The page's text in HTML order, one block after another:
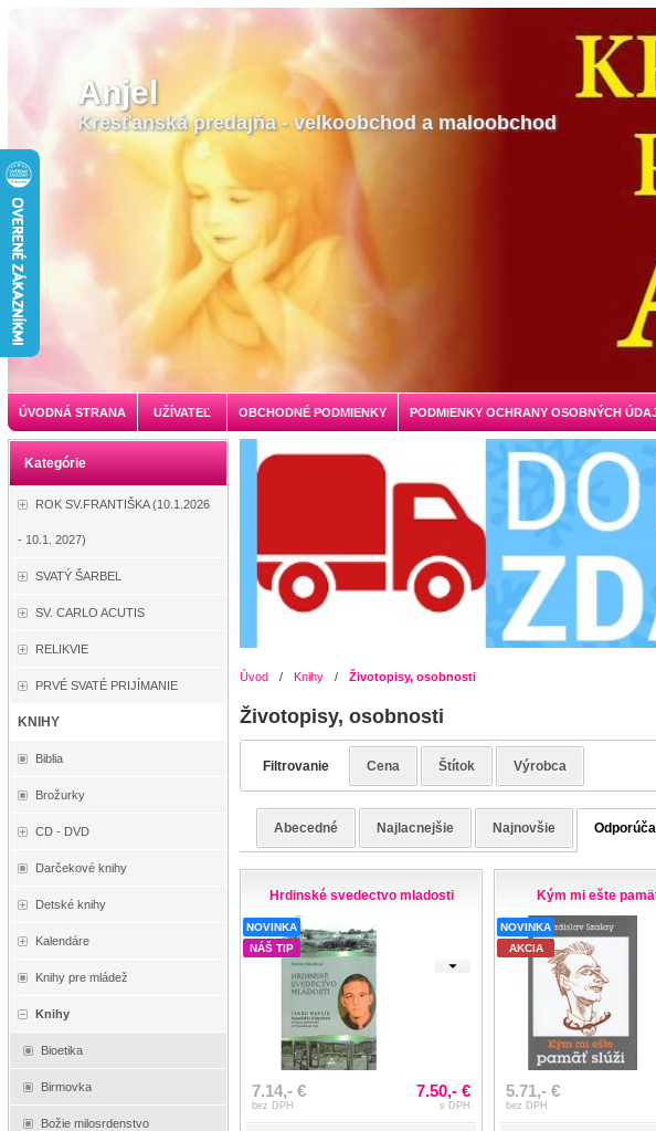
Anjel
Kresťanská predajňa - velkoobchod a maloobchod
ÚVODNÁ STRANA UŽÍVATEĽ OBCHODNÉ PODMIENKY PODMIENKY OCHRANY OSOBNÝCH
Kategórie
ROK SV.FRANTIŠKA (10.1.2026
- 10.1. 2027)
SVATÝ ŠARBEL
SV. CARLO ACUTIS
RELIKVIE
PRVÉ SVATÉ PRIJÍMANIE
KNIHY
Biblia
Brožurky
CD - DVD
Darčekové knihy
Detské knihy
Kalendáre
Knihy pre mládež
Knihy
Bioetika
Birmovka
Božie milosrdenstvo
Úvod / Knihy / Životopisy, osobnosti
Životopisy, osobnosti
Filtrovanie Cena Štítok Výrobca
Abecedné Najlacnejšie Najnovšie
Hrdinské svedectvo mladosti
NOVINKA
NÁŠ TIP
7.14,- €
bez DPH
7.50,- €
s DPH
Kým mi ešte
NOVINKA
AKCIA
5.71,- €
bez DPH